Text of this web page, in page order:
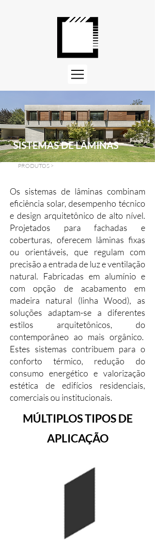
SISTEMAS DE LÂMINAS
PRODUTOS >
Os sistemas de lâminas combinam
eficiência solar, desempenho técnico
e design arquitetônico de alto nível.
Projetados para fachadas e
coberturas, oferecem lâminas fixas
ou orientáveis, que regulam com
precisão a entrada de luz e ventilação
natural. Fabricadas em alumínio e
com opção de acabamento em
madeira natural (linha Wood), as
soluções adaptam-se a diferentes
estilos arquitetônicos, do
contemporâneo ao mais orgânico.
Estes sistemas contribuem para o
conforto térmico, redução do
consumo energético e valorização
estética de edifícios residenciais,
comerciais ou institucionais.
MÚLTIPLOS TIPOS DE
APLICAÇÃO